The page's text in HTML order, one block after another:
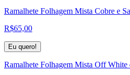
Ramalhete Folhagem Mista Cobre e
R$65,00
Eu quero!
Ramalhete Folhagem Mista Off White